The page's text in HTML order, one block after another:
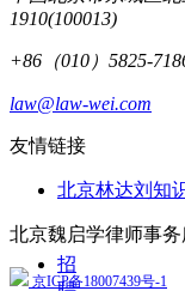
1910(100013)
+86（010）5825-
law@law-wei.com
友情链接
北京林达刘知
北京魏启学律师事务
京ICP备18007439号-1
招